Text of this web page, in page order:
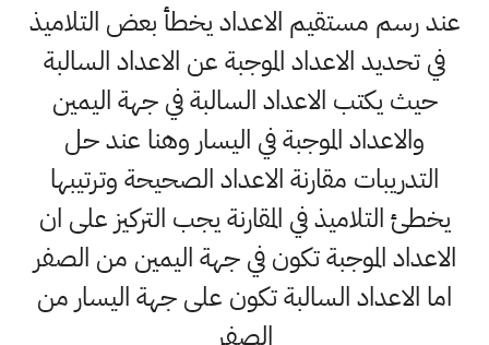
عند رسم مستقيم الاعداد يخطأ بعض التلاميذ
في تحديد الاعداد الموجبة عن الاعداد السالبة
حيث يكتب الاعداد السالبة في جهة اليمين
والاعداد الموجبة في اليسار وهنا عند حل
التدريبات مقارنة الاعداد الصحيحة وترتيبها
يخطئ التلاميذ في المقارنة يجب التركيز على ان
الاعداد الموجبة تكون في جهة اليمين من الصفر
اما الاعداد السالبة تكون على جهة اليسار من
الصفر